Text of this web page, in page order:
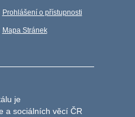
Prohlášení o přístupnosti
Mapa Stránek
je
a sociálních věcí ČR